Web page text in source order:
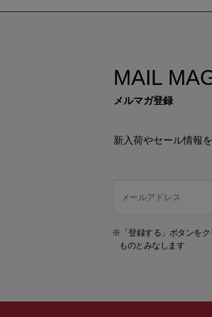
MAIL
メルマガ登録
新入荷やセール情報
※「登録する」ボタンをク
ものとみなします